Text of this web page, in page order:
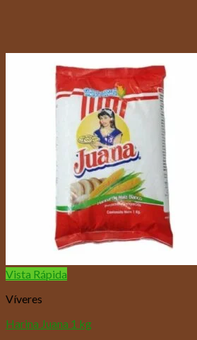
Vista Rápida
Víveres
Harina Juana 1 kg